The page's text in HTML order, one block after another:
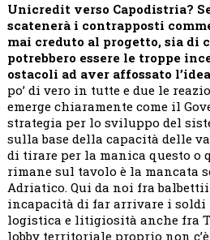
Unicredit verso Capodistria?
scatenerà i contrapposti
mai creduto al progetto, sia di
potrebbero essere le troppe
ostacoli ad aver affossato
po’ di vero in tutte e due le
emerge chiaramente come il
strategia per lo sviluppo del
sulla base della capacità delle
di tirare per la manica questo o
rimane sul tavolo è la mancata
Adriatico. Qui da noi fra balbettii
incapacità di far arrivare i soldi
logistica e litigiosità anche fra
lobby territoriale proprio non